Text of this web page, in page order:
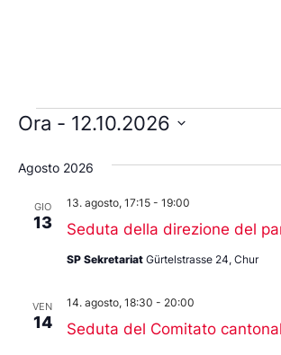
Ora - 12.10.2026
la
data.
Agosto 2026
GIO
13 Seduta della direzione del
13. agosto, 17:15 - 19:00
SP Sekretariat Gürtelstrasse 24, Chur
VEN
14 Seduta del Comitato
14. agosto, 18:30 - 20:00